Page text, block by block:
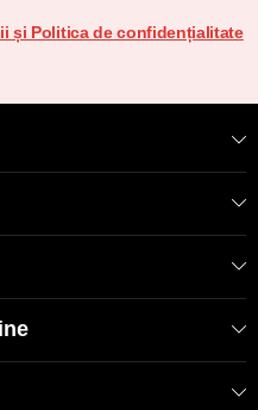
și Politica de confidențialitate